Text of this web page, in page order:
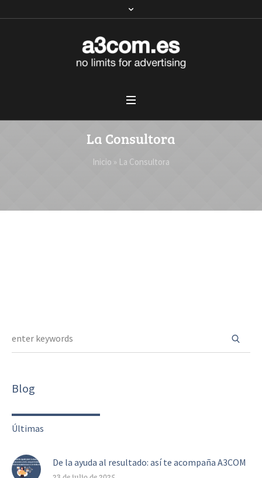
La Consultora
Inicio » La Consultora
Blog
Últimas
De la ayuda al resultado: así te acompaña A3COM